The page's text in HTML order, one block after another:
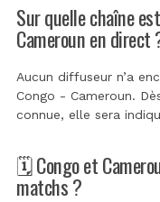
Sur quelle chaîne
Cameroun en direct
Aucun diffuseur n’a
Congo - Cameroun.
connue, elle sera
🗓️ Congo et
matchs ?